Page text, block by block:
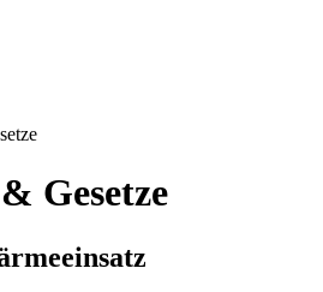
Gesetze